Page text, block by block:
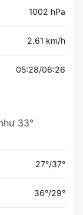
1002 hPa
2.61 km/h
05:28/06:26
33°
27°/37°
36°/29°